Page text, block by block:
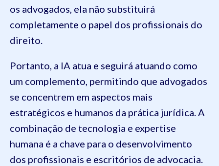
os advogados, ela não substituirá
completamente o papel dos profissionais do
direito.
Portanto, a IA atua e seguirá atuando como
um complemento, permitindo que advogados
se concentrem em aspectos mais
estratégicos e humanos da prática jurídica. A
combinação de tecnologia e expertise
humana é a chave para o desenvolvimento
dos profissionais e escritórios de advocacia.